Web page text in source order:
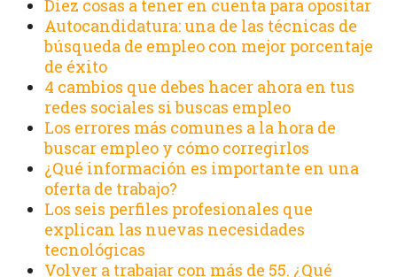
Diez cosas a tener en cuenta para opositar
Autocandidatura: una de las técnicas de
búsqueda de empleo con mejor porcentaje
de éxito
4 cambios que debes hacer ahora en tus
redes sociales si buscas empleo
Los errores más comunes a la hora de
buscar empleo y cómo corregirlos
¿Qué información es importante en una
oferta de trabajo?
Los seis perfiles profesionales que
explican las nuevas necesidades
tecnológicas
Volver a trabajar con más de 55. ¿Qué